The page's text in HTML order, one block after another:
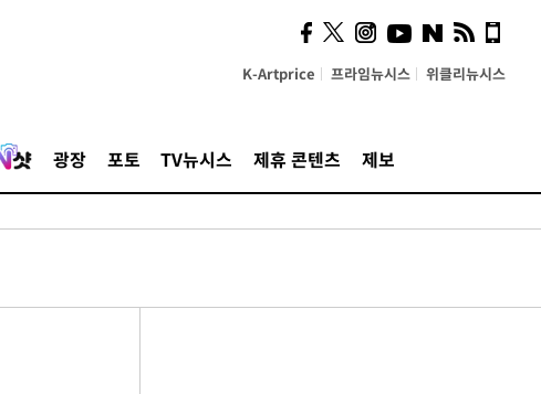
K-Artprice 프라임뉴시스 위클리뉴시스
광장 포토 TV뉴시스 제휴 콘텐츠 제보
시, 스마트폰 액세서리에
NFC 더했다